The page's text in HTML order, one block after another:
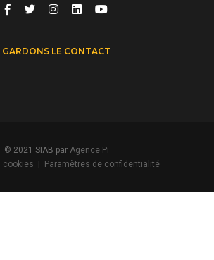
GARDONS LE CONTACT
© 2021 SIAB par Agence Pi
cookies
Paramètres de confidentialité